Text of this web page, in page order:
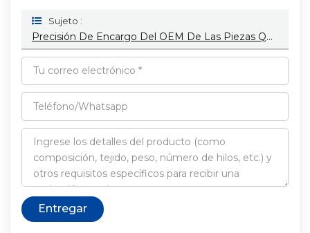
Sujeto :
Precisión De Encargo Del OEM De Las Piezas Que Trabaja A Máquina De La Bomba De Aceite Del Engranaje Plástico De Las Tortas Calientes
Entregar